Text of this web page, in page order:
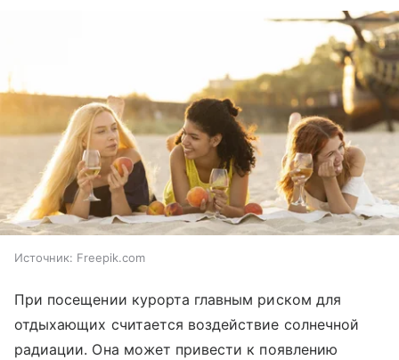
Источник: Freepik.com
При посещении курорта главным риском для
отдыхающих считается воздействие солнечной
радиации. Она может привести к появлению